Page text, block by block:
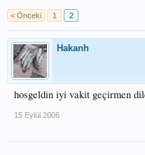
< Önceki 1 2
Hakanh
hosgeldin iyi vakit geçirmen
15 Eylül 2006